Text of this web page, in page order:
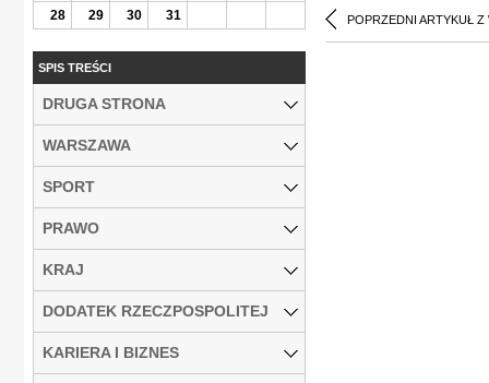
POPRZEDNI ARTYKUŁ Z
28
29 30 31
SPIS TREŚCI
DRUGA STRONA
WARSZAWA
SPORT
PRAWO
KRAJ
DODATEK RZECZPOSPOLITEJ
KARIERA I BIZNES